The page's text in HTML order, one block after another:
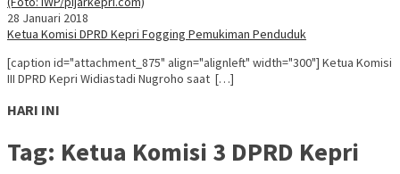
28 Januari 2018
Ketua Komisi DPRD Kepri Fogging Pemukiman Penduduk
[caption id="attachment_875" align="alignleft" width="300"] Ketua Komisi
III DPRD Kepri Widiastadi Nugroho saat […]
HARI INI
Tag: Ketua Komisi 3 DPRD Kepri